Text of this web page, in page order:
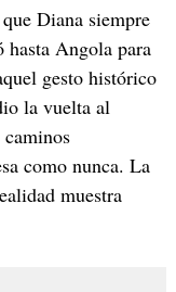
Diana siempre
hasta Angola para
gesto histórico
la vuelta al
como nunca. La
muestra